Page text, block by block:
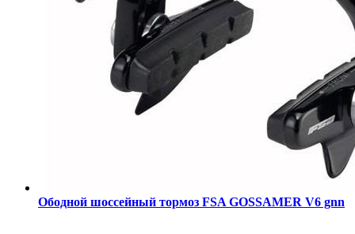
Ободной шоссейный тормоз FSA GOSSAMER V6 gnn